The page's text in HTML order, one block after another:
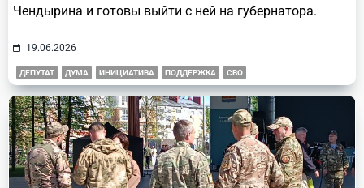
Чендырина и готовы выйти с ней на губернатора.
19.06.2026
ДЕПУТАТ ДУМА ИНИЦИАТИВА ПОДДЕРЖКА СВО